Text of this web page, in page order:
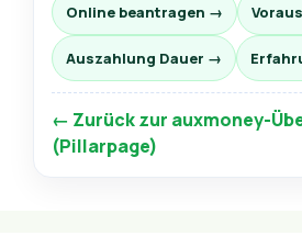
Online beantragen →
Auszahlung Dauer →
← Zurück zur auxmoney-
(Pillarpage)